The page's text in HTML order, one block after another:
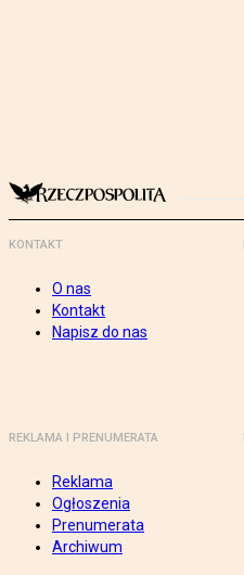
KONTAKT
O nas
Kontakt
Napisz do nas
REKLAMA I PRENUMERATA
Reklama
Ogłoszenia
Prenumerata
Archiwum